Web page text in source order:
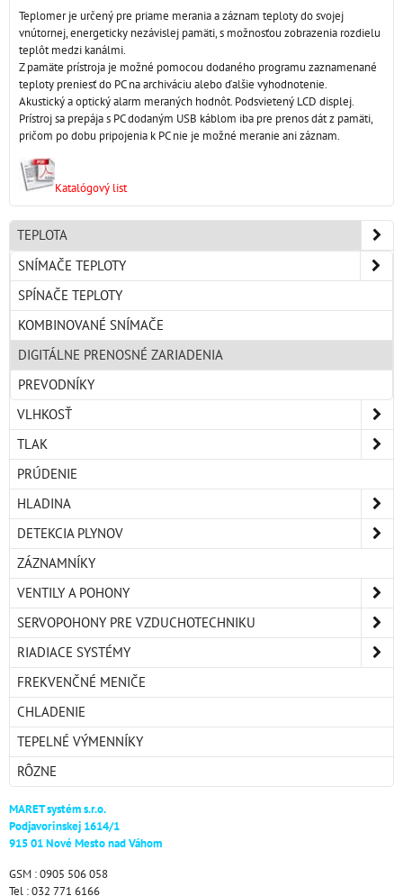
Teplomer je určený pre priame merania a záznam teploty do svojej
vnútornej, energeticky nezávislej pamäti, s možnosťou zobrazenia rozdielu
teplôt medzi kanálmi.
Z pamäte prístroja je možné pomocou dodaného programu zaznamenané
teploty preniesť do PC na archiváciu alebo ďalšie vyhodnotenie.
Akustický a optický alarm meraných hodnôt. Podsvietený LCD displej.
Prístroj sa prepája s PC dodaným USB káblom iba pre prenos dát z pamäti,
pričom po dobu pripojenia k PC nie je možné meranie ani záznam.
Katalógový list
TEPLOTA
SNÍMAČE TEPLOTY
SPÍNAČE TEPLOTY
KOMBINOVANÉ SNÍMAČE
DIGITÁLNE PRENOSNÉ ZARIADENIA
PREVODNÍKY
VLHKOSŤ
TLAK
PRÚDENIE
HLADINA
DETEKCIA PLYNOV
ZÁZNAMNÍKY
VENTILY A POHONY
SERVOPOHONY PRE VZDUCHOTECHNIKU
RIADIACE SYSTÉMY
FREKVENČNÉ MENIČE
CHLADENIE
TEPELNÉ VÝMENNÍKY
RÔZNE
MARET systém s.r.o.
Podjavorinskej 1614/1
915 01 Nové Mesto nad Váhom
GSM : 0905 506 058
Tel : 032 771 6166